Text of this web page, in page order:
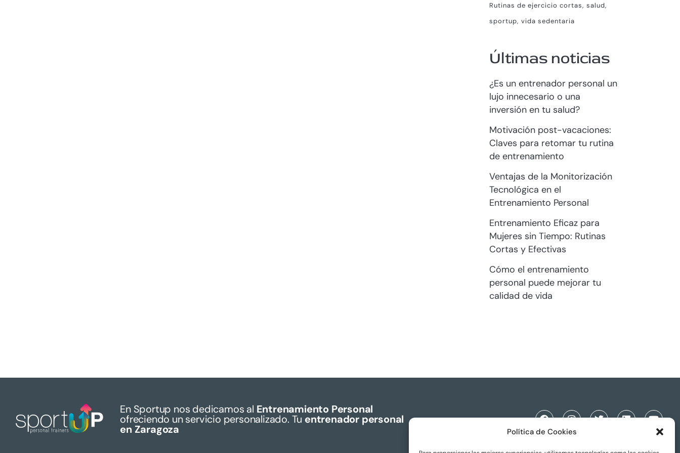
Política de Cookies
Rutinas de ejercicio cortas salud
sportup vida sedentaria
Últimas noticias
¿Es un entrenador personal un
lujo innecesario o una
inversión en tu salud?
Motivación post-vacaciones:
Claves para retomar tu rutina
de entrenamiento
Ventajas de la Monitorización
Tecnológica en el
Entrenamiento Personal
Entrenamiento Eficaz para
Mujeres sin Tiempo: Rutinas
Cortas y Efectivas
Cómo el entrenamiento
personal puede mejorar tu
calidad de vida
En Sportup nos dedicamos al Entrenamiento Personal
ofreciendo un servicio personalizado. Tu entrenador personal
en Zaragoza